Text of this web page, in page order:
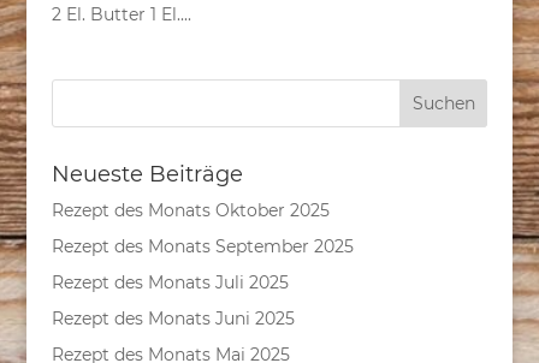
2 El. Butter 1 El....
Neueste Beiträge
Rezept des Monats Oktober 2025
Rezept des Monats September 2025
Rezept des Monats Juli 2025
Rezept des Monats Juni 2025
Rezept des Monats Mai 2025